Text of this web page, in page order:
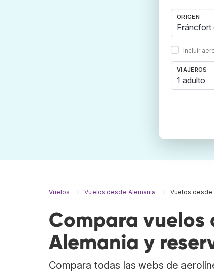
ORIGEN
Incluir
VIAJEROS
1 adulto
Vuelos Vuelos desde Alemania Vuelos desde
Compara vuelos
Alemania y
Compara todas las webs de